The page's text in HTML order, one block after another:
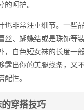
的呵护。
也非常注重细节。一些
丝、蝴蝶结或是珠饰等
，白色短女袜的长度一
露出你的美腿线条，又
配性。
的穿搭技巧